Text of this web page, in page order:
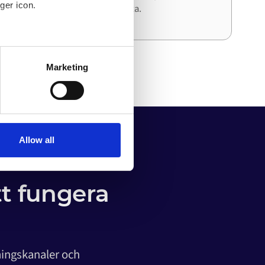
icon.
meters
functioning of the
the internet
Marketing
Allow all
och ansträngning än den första.
fungera
och